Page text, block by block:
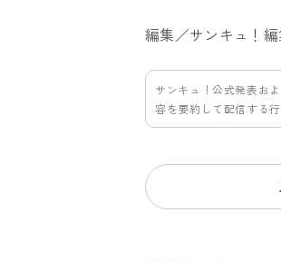
編集／サンキュ！
サンキュ！公式発表お
容を要約して配信する